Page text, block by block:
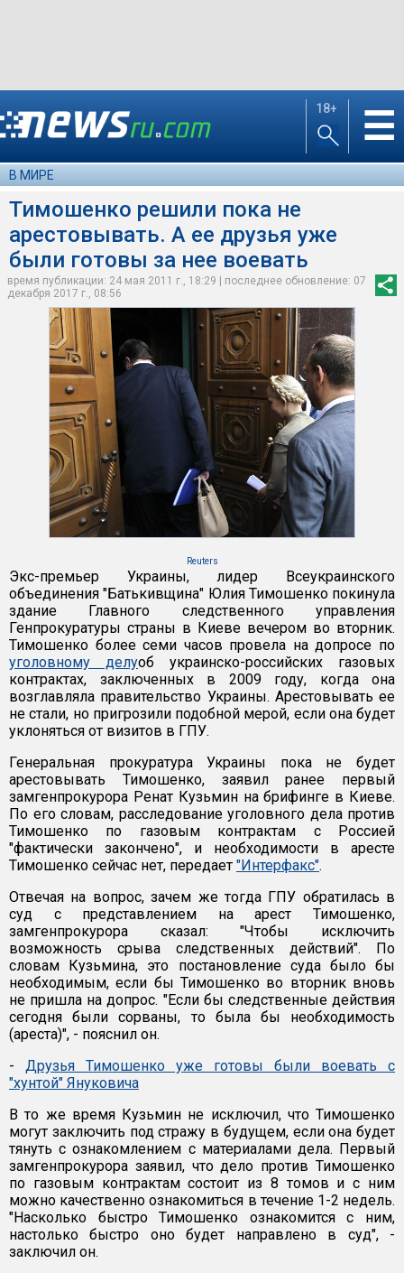
18+ ☰
В МИРЕ
Тимошенко решили пока не
арестовывать. А ее друзья уже
были готовы за нее воевать
время публикации: 24 мая 2011 г., 18:29 | последнее обновление: 07
декабря 2017 г., 08:56
Reuters
Экс-премьер Украины, лидер Всеукраинского
объединения "Батькивщина" Юлия Тимошенко покинула
здание Главного следственного управления
Генпрокуратуры страны в Киеве вечером во вторник.
Тимошенко более семи часов провела на допросе по
уголовному делуоб украинско-российских газовых
контрактах, заключенных в 2009 году, когда она
возглавляла правительство Украины. Арестовывать ее
не стали, но пригрозили подобной мерой, если она будет
уклоняться от визитов в ГПУ.
Генеральная прокуратура Украины пока не будет
арестовывать Тимошенко, заявил ранее первый
замгенпрокурора Ренат Кузьмин на брифинге в Киеве.
По его словам, расследование уголовного дела против
Тимошенко по газовым контрактам с Россией
"фактически закончено", и необходимости в аресте
Тимошенко сейчас нет, передает "Интерфакс".
Отвечая на вопрос, зачем же тогда ГПУ обратилась в
суд с представлением на арест Тимошенко,
замгенпрокурора сказал: "Чтобы исключить
возможность срыва следственных действий". По
словам Кузьмина, это постановление суда было бы
необходимым, если бы Тимошенко во вторник вновь
не пришла на допрос. "Если бы следственные действия
сегодня были сорваны, то была бы необходимость
(ареста)", - пояснил он.
- Друзья Тимошенко уже готовы были воевать с
"хунтой" Януковича
В то же время Кузьмин не исключил, что Тимошенко
могут заключить под стражу в будущем, если она будет
тянуть с ознакомлением с материалами дела. Первый
замгенпрокурора заявил, что дело против Тимошенко
по газовым контрактам состоит из 8 томов и с ним
можно качественно ознакомиться в течение 1-2 недель.
"Насколько быстро Тимошенко ознакомится с ним,
настолько быстро оно будет направлено в суд", -
заключил он.